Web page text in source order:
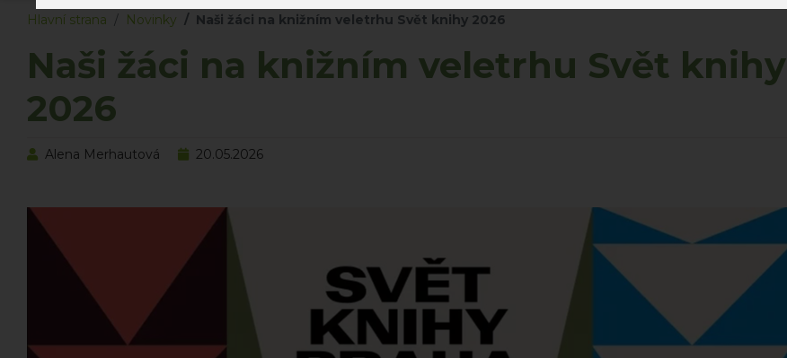
Hlavní strana Novinky Naši žáci na knižním veletrhu Svět knihy 2026
Naši žáci na knižním veletrhu Svět knihy
2026
Alena Merhautová 20.05.2026